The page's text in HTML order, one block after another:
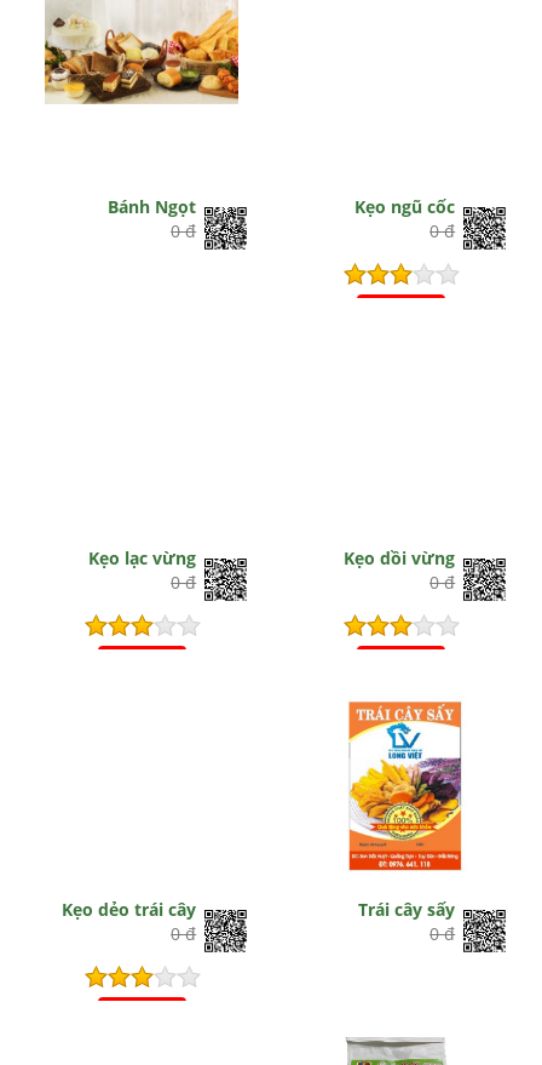
Bánh Ngọt
0 đ
Kẹo ngũ cốc
0 đ
Kẹo lạc vừng
0 đ
Kẹo dồi vừng
0 đ
Kẹo dẻo trái cây
0 đ
Trái cây sấy
0 đ